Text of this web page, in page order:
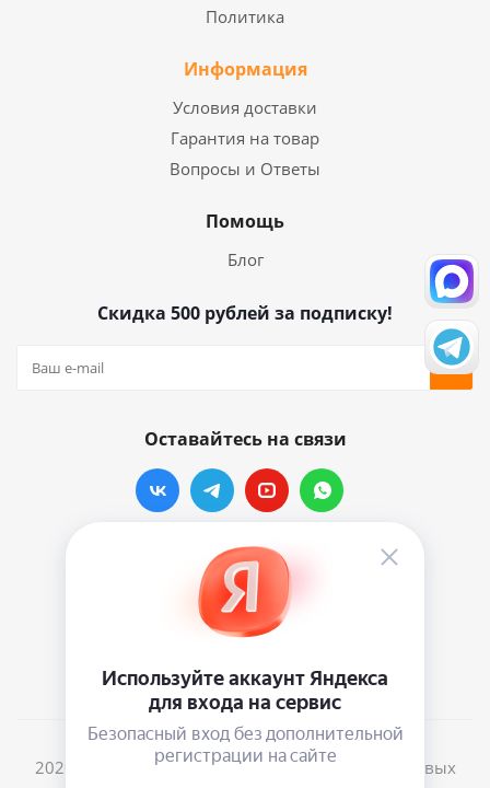
Политика
Информация
Условия доставки
Гарантия на товар
Вопросы и Ответы
Помощь
Блог
Скидка 500 рублей за подписку!
Оставайтесь на связи
Наши контакты
info@vinylmarkt.ru
2026 © Винилмаркт - интернет-магазин виниловых